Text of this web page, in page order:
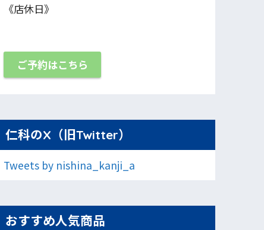
《店休日》
ご予約はこちら
仁科のX（旧Twitter）
Tweets by nishina_kanji_a
おすすめ人気商品